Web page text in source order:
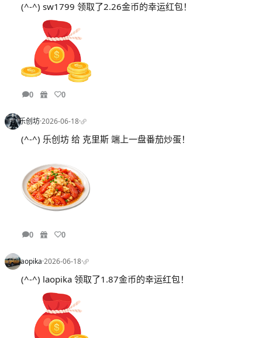
(^-^) sw1799 领取了2.26金币的幸运红包！
0 0
乐创坊·2026-06-18·
(^-^) 乐创坊 给 克里斯 端上一盘番茄炒蛋！
0 0
laopika·2026-06-18·
(^-^) laopika 领取了1.87金币的幸运红包！